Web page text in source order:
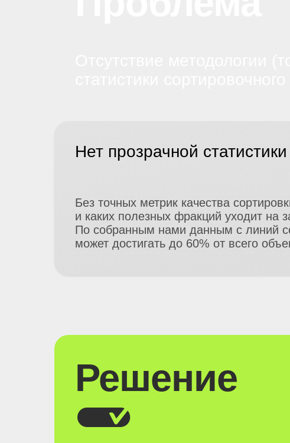
Нет прозрачной статистики
Без точных метрик качества
и каких полезных фракций уходит на
По собранным нами данным с линий
может достигать до 60% от всего
Решение